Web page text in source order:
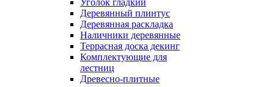
Уголок гладкий
Деревянный плинтус
Деревянная раскладка
Наличники деревянные
Террасная доска декинг
Комплектующие для
лестниц
Древесно-плитные